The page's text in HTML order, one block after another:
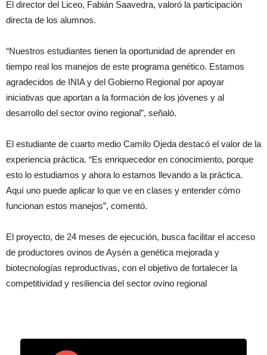
El director del Liceo, Fabián Saavedra, valoró la participación
directa de los alumnos.
“Nuestros estudiantes tienen la oportunidad de aprender en
tiempo real los manejos de este programa genético. Estamos
agradecidos de INIA y del Gobierno Regional por apoyar
iniciativas que aportan a la formación de los jóvenes y al
desarrollo del sector ovino regional”, señaló.
El estudiante de cuarto medio Camilo Ojeda destacó el valor de la
experiencia práctica. “Es enriquecedor en conocimiento, porque
esto lo estudiamos y ahora lo estamos llevando a la práctica.
Aquí uno puede aplicar lo que ve en clases y entender cómo
funcionan estos manejos”, comentó.
El proyecto, de 24 meses de ejecución, busca facilitar el acceso
de productores ovinos de Aysén a genética mejorada y
biotecnologías reproductivas, con el objetivo de fortalecer la
competitividad y resiliencia del sector ovino regional